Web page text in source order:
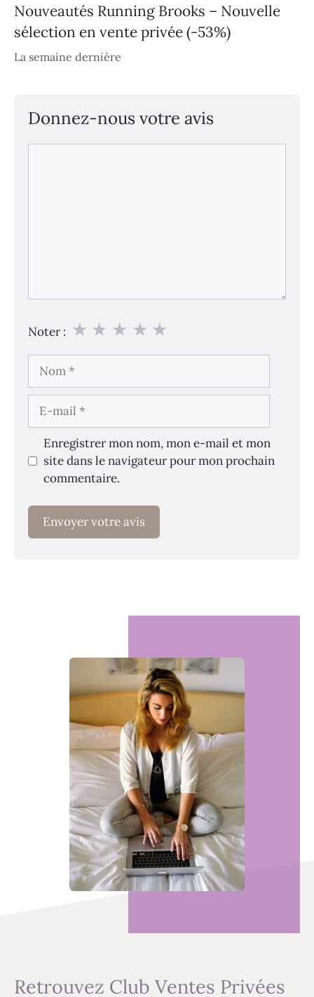
Nouveautés Running Brooks – Nouvelle
sélection en vente privée (-53%)
La semaine dernière
Donnez-nous votre avis
Noter : ★
★
★
★
★
Nom
E-
mail
Enregistrer mon nom, mon e-mail et mon
site dans le navigateur pour mon prochain
commentaire.
Retrouvez Club Ventes Privées